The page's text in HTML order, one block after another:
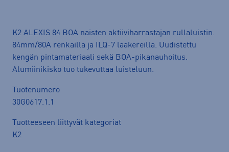
K2 ALEXIS 84 BOA naisten aktiiviharrastajan rullaluistin.
84mm/80A renkailla ja ILQ-7 laakereilla. Uudistettu
kengän pintamateriaali sekä BOA-pikanauhoitus.
Alumiinikisko tuo tukevuttaa luisteluun.
Tuotenumero
30G0617.1.1
Tuotteeseen liittyvät kategoriat
K2